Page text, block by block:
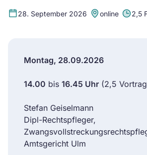
28. September 2026 online 2,5
Montag, 28.09.2026
14.00 bis 16.45 Uhr (2,5
Stefan Geiselmann
Dipl-Rechtspfleger,
Amtsgericht Ulm